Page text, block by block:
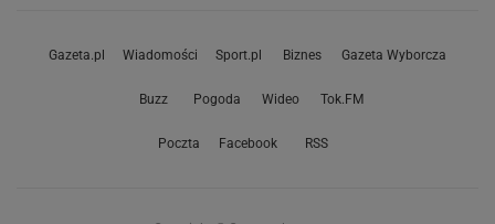
Gazeta.pl Wiadomości Sport.pl Biznes Gazeta Wyborcza
Buzz Pogoda Wideo Tok.FM
Poczta Facebook RSS